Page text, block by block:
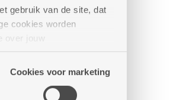
gebruik van de site, dat
cookies worden
jouw
kunnen deze gegevens
Cookies voor marketing